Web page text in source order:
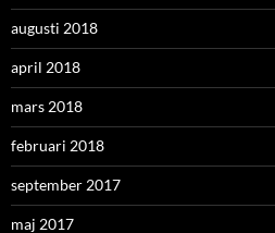
augusti 2018
april 2018
mars 2018
februari 2018
september 2017
maj 2017